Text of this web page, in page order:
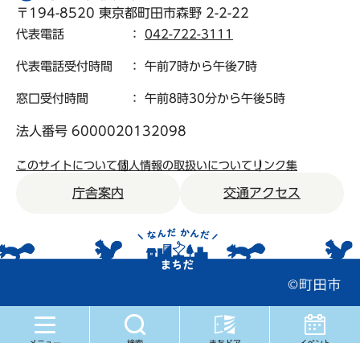
〒194-8520 東京都町田市森野 2-2-22
代表電話 ： 042-722-3111
代表電話受付時間 ： 午前7時から午後7時
窓口受付時間 ： 午前8時30分から午後5時
法人番号 6000020132098
このサイトについて個人情報の取扱いについて リンク集
庁舎案内 交通アクセス